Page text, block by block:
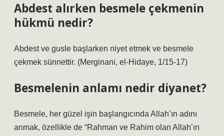
Abdest alırken besmele çekmenin
hükmü nedir?
Abdest ve gusle başlarken niyet etmek ve besmele
çekmek sünnettir. (Merginani, el-Hidaye, 1/15-17)
Besmelenin anlamı nedir diyanet?
Besmele, her güzel işin başlangıcında Allah’ın adını
anmak, özellikle de “Rahman ve Rahim olan Allah’ın